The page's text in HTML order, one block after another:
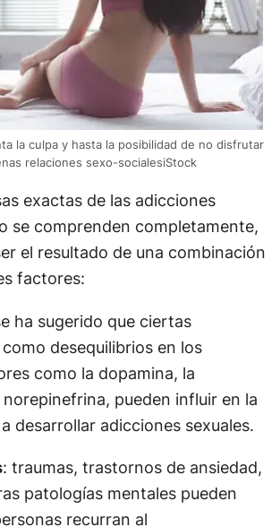
la culpa y hasta la posibilidad de no disfrutar
relaciones sexo-socialesiStock
exactas de las adicciones
se comprenden completamente,
el resultado de una combinación
factores:
ha sugerido que ciertas
desequilibrios en los
como la dopamina, la
pueden influir en la
desarrollar adicciones sexuales.
: traumas, trastornos de ansiedad,
patologías mentales pueden
recurran al